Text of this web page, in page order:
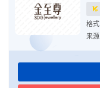
格式
来源